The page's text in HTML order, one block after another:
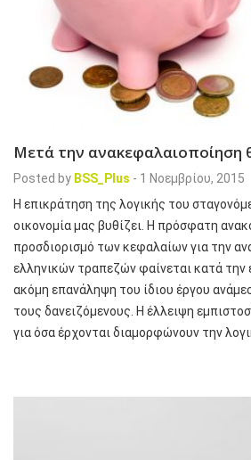
Μετά την ανακεφαλαιοποίηση
Posted by BSS_Plus - 1 Νοεμβρίου, 2015
Η επικράτηση της λογικής του
οικονομία μας βυθίζει. Η πρόσφατη
προσδιορισμό των κεφαλαίων για την
ελληνικών τραπεζών φαίνεται κατά την
ακόμη επανάληψη του ίδιου έργου
τους δανειζόμενους. Η έλλειψη
για όσα έρχονται διαμορφώνουν την